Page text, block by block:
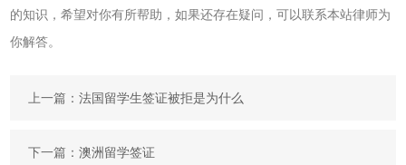
的知识，希望对你有所帮助，如果还存在疑问，可以联系本站律师为
你解答。
上一篇：法国留学生签证被拒是为什么
下一篇：澳洲留学签证